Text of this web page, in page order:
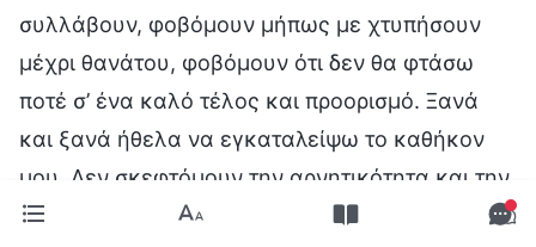
συλλάβουν, φοβόμουν μήπως με χτυπήσουν
μέχρι θανάτου, φοβόμουν ότι δεν θα φτάσω
ποτέ σ’ ένα καλό τέλος και προορισμό. Ξανά
και ξανά ήθελα να εγκαταλείψω το καθήκον
μου. Δεν σκεφτόμουν την αρνητικότητα και την
αδυναμία των αδελφών μου, ούτε τις